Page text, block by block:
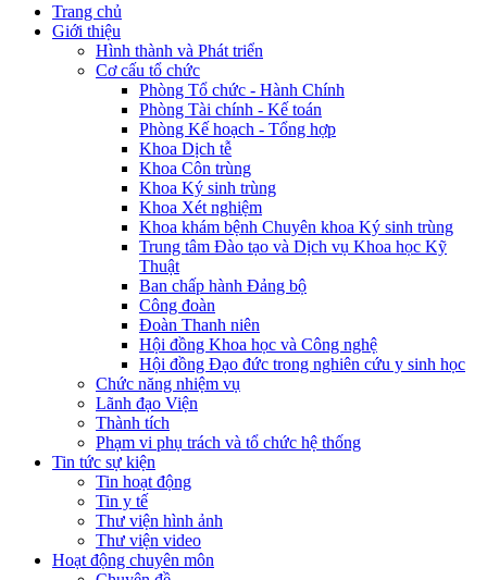
Trang chủ
Giới thiệu
Hình thành và Phát triển
Cơ cấu tổ chức
Phòng Tổ chức - Hành Chính
Phòng Tài chính - Kế toán
Phòng Kế hoạch - Tổng hợp
Khoa Dịch tễ
Khoa Côn trùng
Khoa Ký sinh trùng
Khoa Xét nghiệm
Khoa khám bệnh Chuyên khoa Ký sinh trùng
Trung tâm Đào tạo và Dịch vụ Khoa học Kỹ
Thuật
Ban chấp hành Đảng bộ
Công đoàn
Đoàn Thanh niên
Hội đồng Khoa học và Công nghệ
Hội đồng Đạo đức trong nghiên cứu y sinh học
Chức năng nhiệm vụ
Lãnh đạo Viện
Thành tích
Phạm vi phụ trách và tổ chức hệ thống
Tin tức sự kiện
Tin hoạt động
Tin y tế
Thư viện hình ảnh
Thư viện video
Hoạt động chuyên môn